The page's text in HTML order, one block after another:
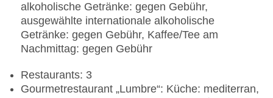
alkoholische Getränke: gegen Gebühr,
ausgewählte internationale alkoholische
Getränke: gegen Gebühr, Kaffee/Tee am
Nachmittag: gegen Gebühr
Restaurants: 3
Gourmetrestaurant „Lumbre“: Küche: mediterran,